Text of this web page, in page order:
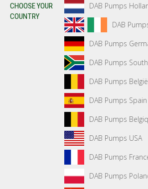
CHOOSE YOUR
COUNTRY
DAB Pumps
DAB
DAB Pumps
DAB Pumps
DAB Pumps België
DAB Pumps Spain
DAB Pumps
DAB Pumps USA
DAB Pumps
DAB Pumps